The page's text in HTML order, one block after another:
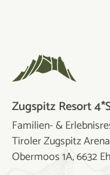
Zugspitz Resort
Familien- &
Tiroler Zugspitz Arena
Obermoos 1A, 6632